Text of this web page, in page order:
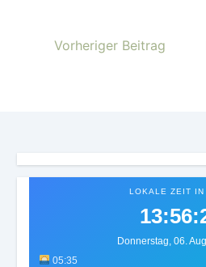
Vorheriger Beitrag
LOKALE ZEIT IN
Donnerstag, 06.
05:35